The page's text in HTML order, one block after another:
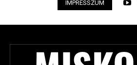
IMPRESSZUM